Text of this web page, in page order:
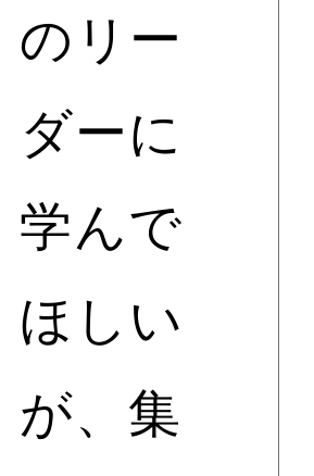
のリー
ダーに
学んで
ほしい
が、集